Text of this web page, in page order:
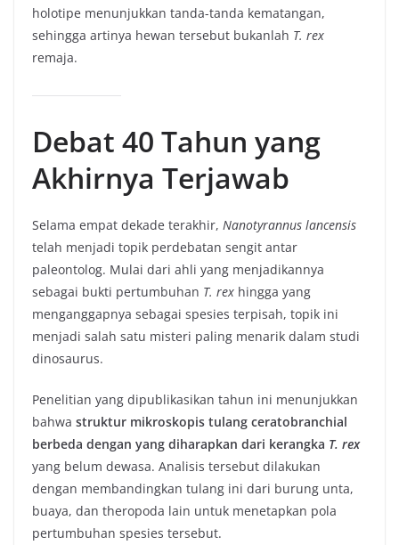
holotipe menunjukkan tanda-tanda kematangan,
sehingga artinya hewan tersebut bukanlah T. rex
remaja.
Debat 40 Tahun yang
Akhirnya Terjawab
Selama empat dekade terakhir, Nanotyrannus lancensis
telah menjadi topik perdebatan sengit antar
paleontolog. Mulai dari ahli yang menjadikannya
sebagai bukti pertumbuhan T. rex hingga yang
menganggapnya sebagai spesies terpisah, topik ini
menjadi salah satu misteri paling menarik dalam studi
dinosaurus.
Penelitian yang dipublikasikan tahun ini menunjukkan
bahwa struktur mikroskopis tulang ceratobranchial
berbeda dengan yang diharapkan dari kerangka T. rex
yang belum dewasa. Analisis tersebut dilakukan
dengan membandingkan tulang ini dari burung unta,
buaya, dan theropoda lain untuk menetapkan pola
pertumbuhan spesies tersebut.